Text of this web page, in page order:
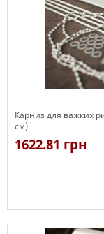
Карниз для важких
см)
1622.81 грн